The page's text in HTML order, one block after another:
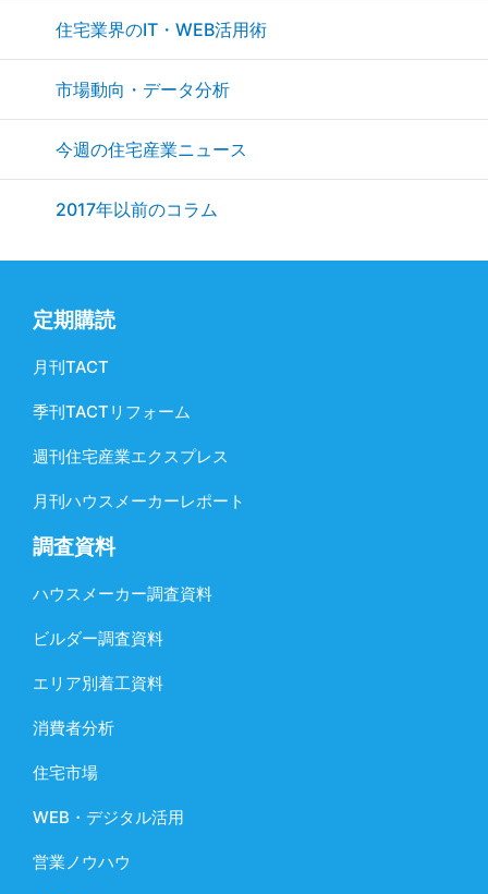
住宅業界のIT・WEB活用術
市場動向・データ分析
今週の住宅産業ニュース
2017年以前のコラム
定期購読
月刊TACT
季刊TACTリフォーム
週刊住宅産業エクスプレス
月刊ハウスメーカーレポート
調査資料
ハウスメーカー調査資料
ビルダー調査資料
エリア別着工資料
消費者分析
住宅市場
WEB・デジタル活用
営業ノウハウ